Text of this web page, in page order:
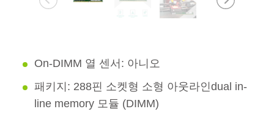
On-DIMM 열 센서: 아니오
패키지: 288핀 소켓형 소형 아웃라인dual in-
line memory 모듈 (DIMM)